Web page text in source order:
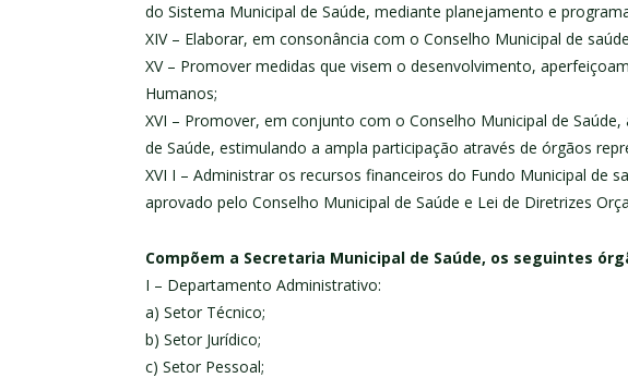
do Sistema Municipal de Saúde, mediante planejamento e
XIV – Elaborar, em consonância com o Conselho Municipal de
XV – Promover medidas que visem o desenvolvimento,
Humanos;
XVI – Promover, em conjunto com o Conselho Municipal de
de Saúde, estimulando a ampla participação através de órgãos
XVI I – Administrar os recursos financeiros do Fundo Municipal de
aprovado pelo Conselho Municipal de Saúde e Lei de Diretrizes
Compõem a Secretaria Municipal de Saúde, os seguintes
I – Departamento Administrativo:
a) Setor Técnico;
b) Setor Jurídico;
c) Setor Pessoal;